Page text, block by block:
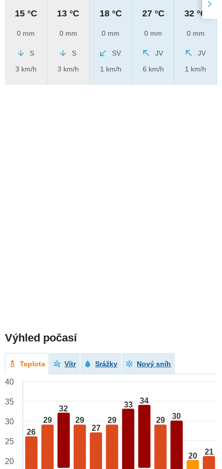
15 °C
0 mm
S
3 km/h
13 °C
0 mm
S
3 km/h
18 °C
0 mm
SV
1 km/h
27 °C
0 mm
JV
6 km/h
32 °C
0 mm
JV
1 km/h
Výhled počasí
Teplota Vítr Srážky Nový sníh
26
29
32
29
27
29
33 34
29 30
20 21
40
35
30
25
20